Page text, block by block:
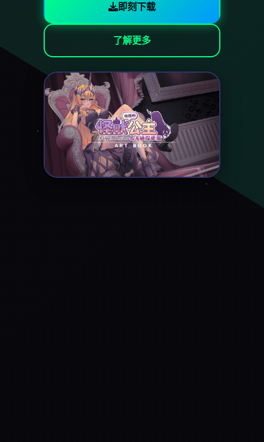
即刻下载
了解更多